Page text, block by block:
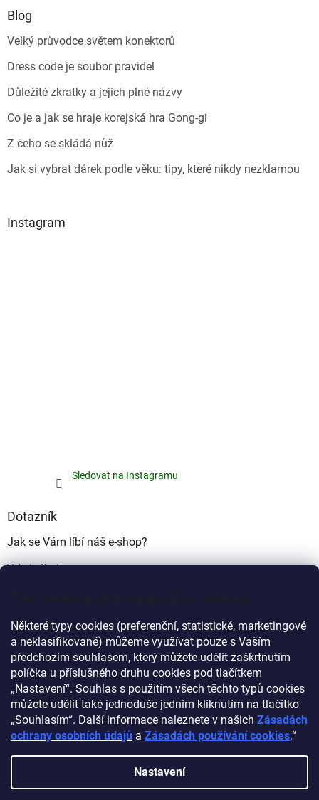
Tato webová stránka používá cookies
Některé typy cookies (preferenční, statistické, marketingové
a neklasifikované) můžeme využívat pouze s Vaším
předchozím souhlasem, který můžete udělit zaškrtnutím
políčka u příslušného druhu cookies pod tlačítkem
„Nastavení“. Souhlas s použitím všech těchto typů cookies
můžete udělit také jednoduše jedním kliknutím na tlačítko
„Souhlasím“. Další informace naleznete v našich Zásadách
ochrany osobních údajů a Zásadách používání cookies.“
Nastavení
Blog
Velký průvodce světem konektorů
Dress code je soubor pravidel
Důležité zkratky a jejich plné názvy
Co je a jak se hraje korejská hra Gong-gi
Z čeho se skládá nůž
Jak si vybrat dárek podle věku: tipy, které nikdy nezklamou
Instagram
Sledovat na Instagramu
Dotazník
Jak se Vám líbí náš e-shop?
Velmi pěkný
Ujde to
Nelíbí se mi
Počet hlasů:340
Myprovas.cz Obchodnawebu.cz
Vytvořil Shoptet